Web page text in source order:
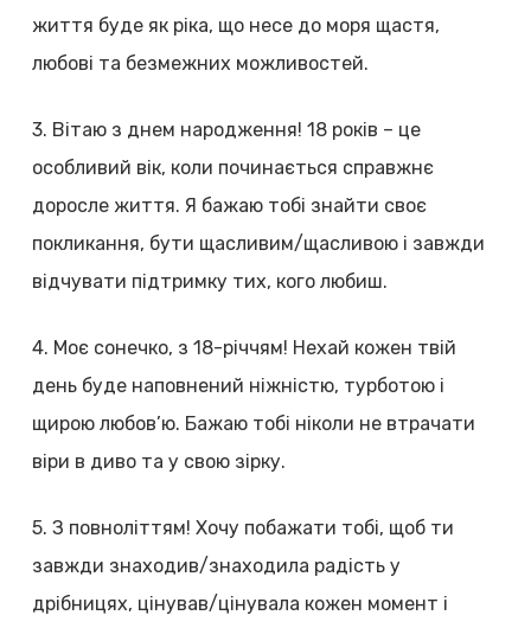
життя буде як ріка, що несе до моря щастя,
любові та безмежних можливостей.
3. Вітаю з днем народження! 18 років – це
особливий вік, коли починається справжнє
доросле життя. Я бажаю тобі знайти своє
покликання, бути щасливим/щасливою і завжди
відчувати підтримку тих, кого любиш.
4. Моє сонечко, з 18-річчям! Нехай кожен твій
день буде наповнений ніжністю, турботою і
щирою любов’ю. Бажаю тобі ніколи не втрачати
віри в диво та у свою зірку.
5. З повноліттям! Хочу побажати тобі, щоб ти
завжди знаходив/знаходила радість у
дрібницях, цінував/цінувала кожен момент і